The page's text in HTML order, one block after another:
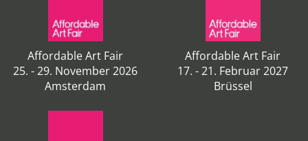
Affordable Art Fair
25. - 29. November 2026
Amsterdam
Affordable Art Fair
17. - 21. Februar 2027
Brüssel